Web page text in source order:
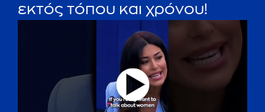
εκτός τόπου και χρόνου!